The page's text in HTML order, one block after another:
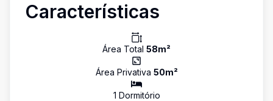
Características
Área Total 58m²
Área Privativa 50m²
1 Dormitório